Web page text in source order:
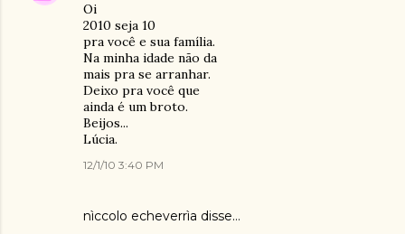
Oi
2010 seja 10
pra você e sua família.
Na minha idade não da
mais pra se arranhar.
Deixo pra você que
ainda é um broto.
Beijos...
Lúcia.
12/1/10 3:40 PM
nìccolo echeverrìa disse…